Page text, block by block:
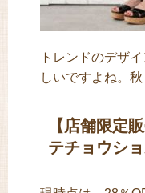
トレンドのデザ
しいですよね。
【店舗限定
テチョウシ